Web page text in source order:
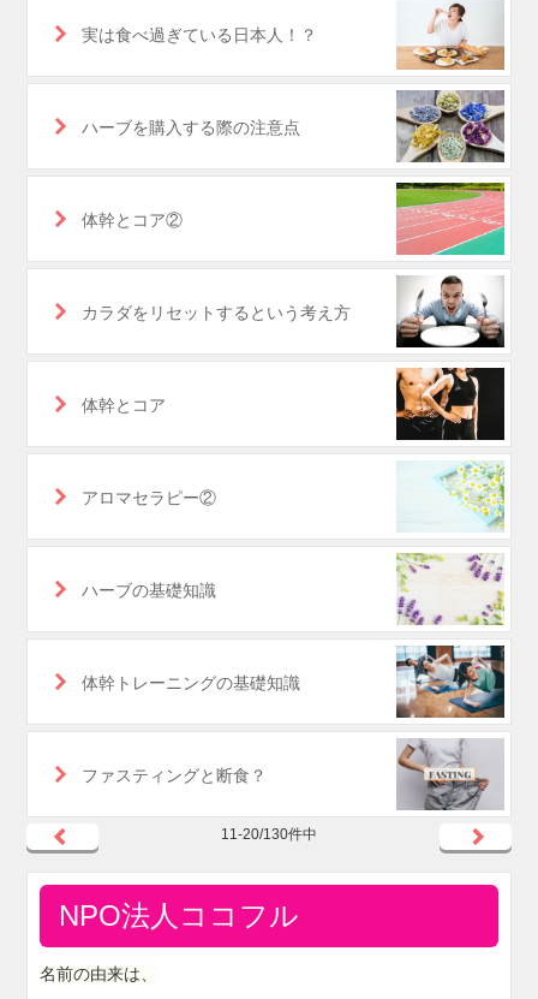
実は食べ過ぎている日本人！？
ハーブを購入する際の注意点
体幹とコア②
カラダをリセットするという考え方
体幹とコア
アロマセラピー②
ハーブの基礎知識
体幹トレーニングの基礎知識
ファスティングと断食？
11-20/130件中
NPO法人ココフル
名前の由来は、